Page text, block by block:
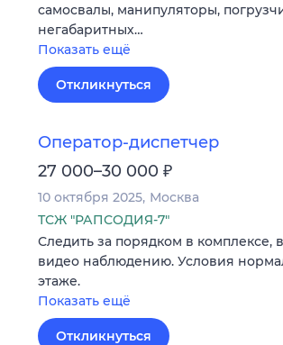
самосвалы, манипуляторы,
негабаритных…
Показать ещё
Откликнуться
Оператор-диспетчер
27 000–30 000 ₽
10 октября 2025 Москва
ТСЖ "РАПСОДИЯ-7"
Следить за порядком в комплексе,
видео наблюдению. Условия
этаже.
Показать ещё
Откликнуться